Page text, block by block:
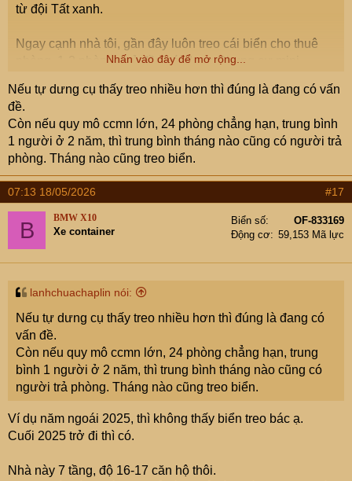
từ đội Tất xanh.
Ngay cạnh nhà tôi, gần đây luôn treo cái biển cho thuê
phòng, 1-2 phòng ngủ đều có, dạng Chung cư mini.
Nhấn vào đây để mở rộng...
Nếu tự dưng cụ thấy treo nhiều hơn thì đúng là đang có vấn
đề.
Còn nếu quy mô ccmn lớn, 24 phòng chẳng hạn, trung bình
1 người ở 2 năm, thì trung bình tháng nào cũng có người trả
phòng. Tháng nào cũng treo biển.
07:13 18/05/2026 #17
B BMW X10
Xe container
Biển số
OF-833169
Động cơ
59,153 Mã lực
lanhchuachaplin nói:
Nếu tự dưng cụ thấy treo nhiều hơn thì đúng là đang có
vấn đề.
Còn nếu quy mô ccmn lớn, 24 phòng chẳng hạn, trung
bình 1 người ở 2 năm, thì trung bình tháng nào cũng có
người trả phòng. Tháng nào cũng treo biển.
Ví dụ năm ngoái 2025, thì không thấy biển treo bác ạ.
Cuối 2025 trở đi thì có.
Nhà này 7 tầng, độ 16-17 căn hộ thôi.